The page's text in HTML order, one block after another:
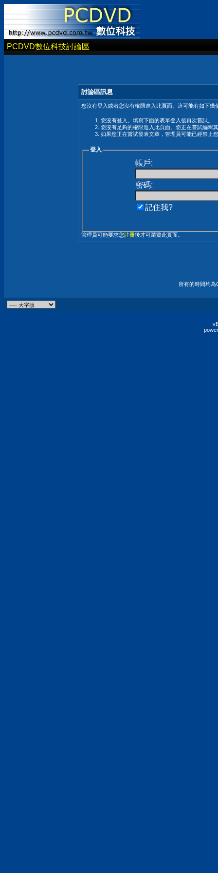
PCDVD數位科技討論區
討論區訊息
您沒有登入或者您沒有權限進入此頁面。這可能有如下幾
您沒有登入。填寫下面的表單登入後再次嘗試。
您沒有足夠的權限進入此頁面。您正在嘗試編輯
如果您正在嘗試發表文章，管理員可能已經禁止
登入
帳戶:
密碼:
記住我?
管理員可能要求您註冊後才可瀏覽此頁面。
所有的時間均為